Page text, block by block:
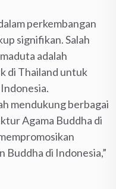
perkembangan
signifikan. Salah
adalah
di Thailand untuk
mendukung berbagai
Agama Buddha di
Buddha di Indonesia,”